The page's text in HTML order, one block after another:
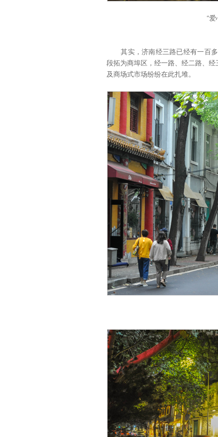
“
其实，济南经三路已经有一百多
段拓为商埠区，经一路、经二路、
及商场式市场纷纷在此扎堆。